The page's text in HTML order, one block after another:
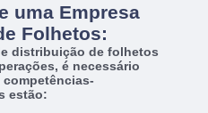
uma Empresa
Folhetos:
distribuição de folhetos
é necessário
estão: